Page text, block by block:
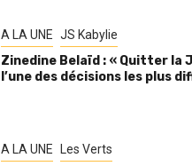
A LA UNE JS Kabylie
Zinedine Belaïd : « Quitter la
l’une des décisions les plus
A LA UNE Les Verts